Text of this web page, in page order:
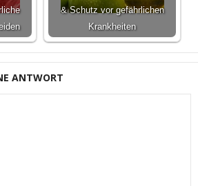
& Schutz vor gefährlichen
Krankheiten
ANTWORT